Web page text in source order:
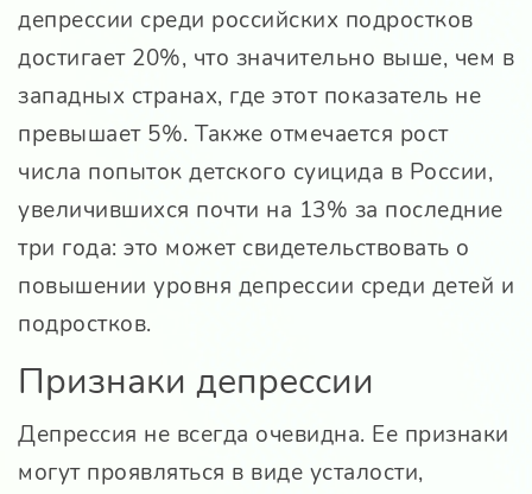
депрессии среди российских подростков
достигает 20%, что значительно выше, чем в
западных странах, где этот показатель не
превышает 5%. Также отмечается рост
числа попыток детского суицида в России,
увеличившихся почти на 13% за последние
три года: это может свидетельствовать о
повышении уровня депрессии среди детей и
подростков.
Признаки депрессии
Депрессия не всегда очевидна. Ее признаки
могут проявляться в виде усталости,